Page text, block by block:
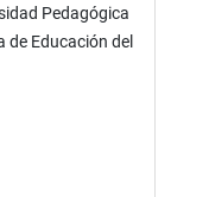
Pedagógica
de Educación del